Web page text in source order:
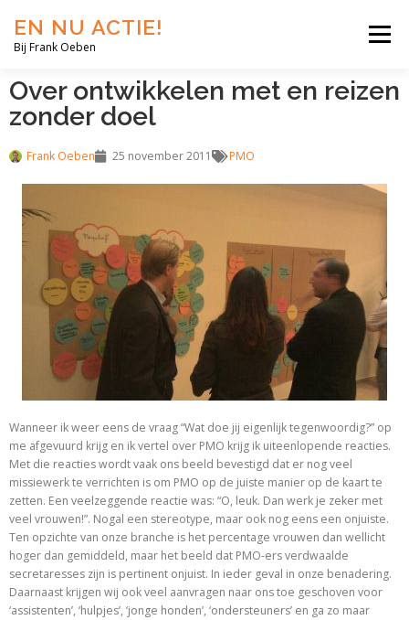
EN NU ACTIE!
Bij Frank Oeben
Menu
EN NU JIJ! EN NU WIJ! EN NU EERLIJK!
Over ontwikkelen met en reizen
zonder doel
Frank Oeben 25 november 2011 PMO
Wanneer ik weer eens de vraag “Wat doe jij eigenlijk tegenwoordig?” op
me afgevuurd krijg en ik vertel over PMO krijg ik uiteenlopende reacties.
Met die reacties wordt vaak ons beeld bevestigd dat er nog veel
missiewerk te verrichten is om PMO op de juiste manier op de kaart te
zetten. Een veelzeggende reactie was: “O, leuk. Dan werk je zeker met
veel vrouwen!”. Nogal een stereotype, maar ook nog eens een onjuiste.
Ten opzichte van onze branche is het percentage vrouwen dan wellicht
hoger dan gemiddeld, maar het beeld dat PMO-ers verdwaalde
secretaresses zijn is pertinent onjuist. In ieder geval in onze benadering.
Daarnaast krijgen wij ook veel aanvragen naar ons toe geschoven voor
‘assistenten’, ‘hulpjes’, ‘jonge honden’, ‘ondersteuners’ en ga zo maar